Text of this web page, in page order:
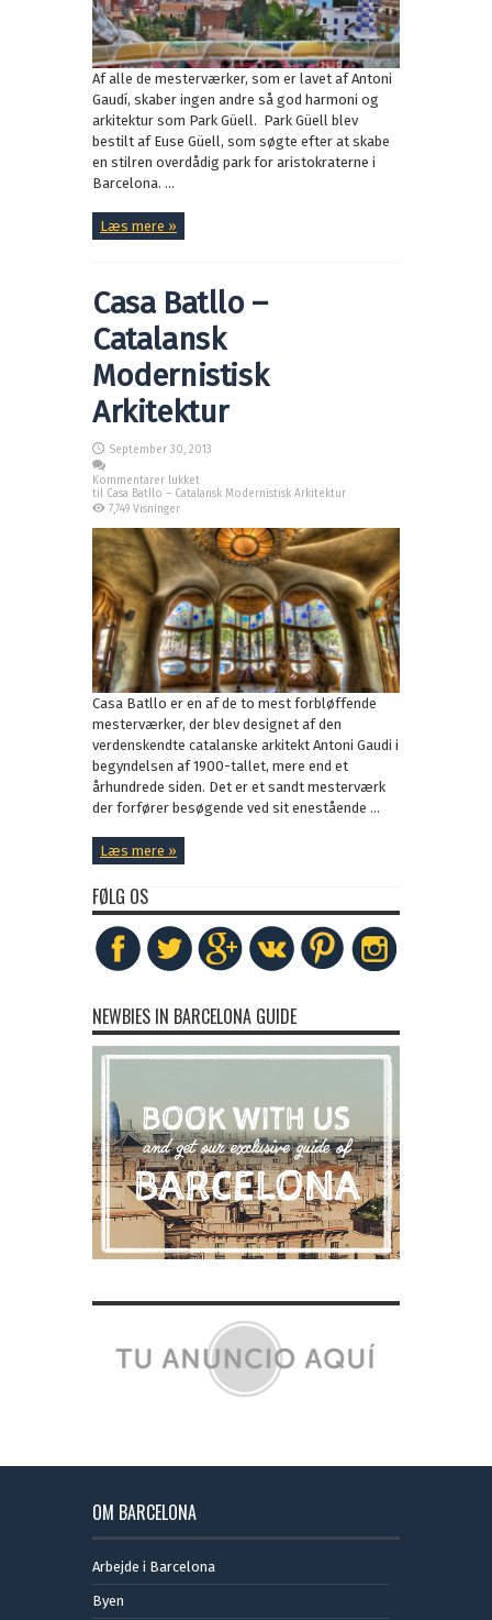
Af alle de mesterværker, som er lavet af Antoni
Gaudí, skaber ingen andre så god harmoni og
arkitektur som Park Güell. Park Güell blev
bestilt af Euse Güell, som søgte efter at skabe
en stilren overdådig park for aristokraterne i
Barcelona. ...
Læs mere »
Casa Batllo –
Catalansk
Modernistisk
Arkitektur
September 30, 2013
Kommentarer lukket
til Casa Batllo – Catalansk Modernistisk Arkitektur
7,749 Visninger
Casa Batllo er en af de to mest forbløffende
mesterværker, der blev designet af den
verdenskendte catalanske arkitekt Antoni Gaudi i
begyndelsen af 1900-tallet, mere end et
århundrede siden. Det er et sandt mesterværk
der forfører besøgende ved sit enestående ...
Læs mere »
FØLG OS
NEWBIES IN BARCELONA GUIDE
OM BARCELONA
Arbejde i Barcelona
Byen